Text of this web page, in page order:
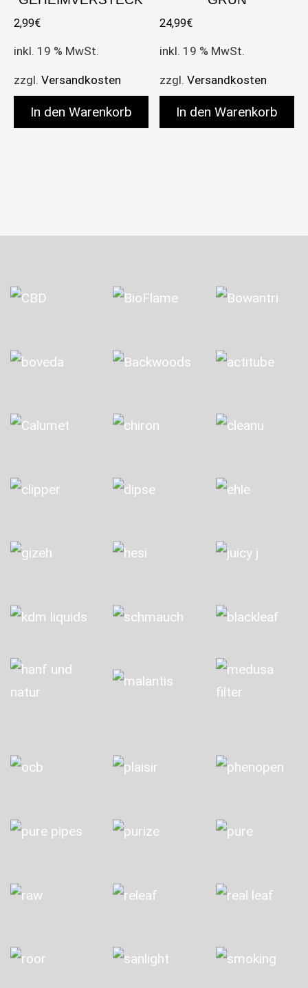
2,99€
inkl. 19 % MwSt.
zzgl. Versandkosten
In den Warenkorb
24,99€
inkl. 19 % MwSt.
zzgl.Versandkosten
In den Warenkorb